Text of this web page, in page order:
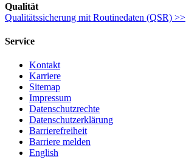
Qualität
Qualitätssicherung mit Routinedaten (QSR) >>
Service
Kontakt
Karriere
Sitemap
Impressum
Datenschutzrechte
Datenschutzerklärung
Barrierefreiheit
Barriere melden
English